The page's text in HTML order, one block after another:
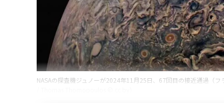
NASAの探査機ジュノーが2024年11月25日、67回目の接近通過（